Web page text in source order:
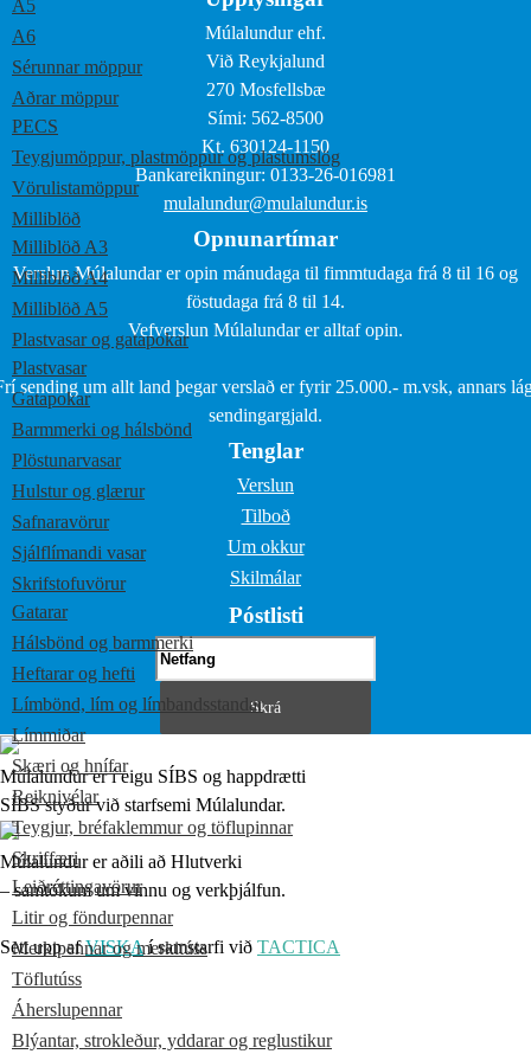
A5
A6
Sérunnar möppur
Aðrar möppur
PECS
Teygjumöppur, plastmöppur og plastumslög
Vörulistamöppur
Milliblöð
Milliblöð A3
Milliblöð A4
Milliblöð A5
Plastvasar og gatapokar
Plastvasar
Gatapokar
Barmmerki og hálsbönd
Plöstunarvasar
Hulstur og glærur
Safnaravörur
Sjálflímandi vasar
Skrifstofuvörur
Gatarar
Hálsbönd og barmmerki
Heftarar og hefti
Límbönd, lím og límbandsstandar
Límmiðar
Skæri og hnífar
Reiknivélar
Teygjur, bréfaklemmur og töflupinnar
Skriffæri
Leiðréttingavörur
Litir og föndurpennar
Merkipennar og merkitúss
Töflutúss
Áherslupennar
Blýantar, strokleður, yddarar og reglustikur
Múlalundur ehf.
Við Reykjalund
270 Mosfellsbæ
Sími: 562-8500
Kt. 630124-1150
Bankareikningur: 0133-26-016981
mulalundur@mulalundur.is
Opnunartímar
Verslun Múlalundar er opin mánudaga til fimmtudaga frá 8 til 16 og
föstudaga frá 8 til 14.
Vefverslun Múlalundar er alltaf opin.
sending um allt land þegar verslað er fyrir 25.000.- m.vsk, annars
sendingargjald.
Tenglar
Verslun
Tilboð
Um okkur
Skilmálar
Póstlisti
Múlalundur er í eigu SÍBS og happdrætti
SÍBS styður við starfsemi Múlalundar.
Múlalundur er aðili að Hlutverki
– samtökum um vinnu og verkþjálfun.
Sett upp afVISKAí samstarfi við TACTICA